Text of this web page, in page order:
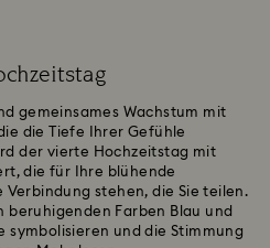
gemeinsames Wachstum mit
die Tiefe Ihrer Gefühle
der vierte Hochzeitstag mit
die für Ihre blühende
Verbindung stehen, die Sie teilen.
beruhigenden Farben Blau und
symbolisieren und die Stimmung